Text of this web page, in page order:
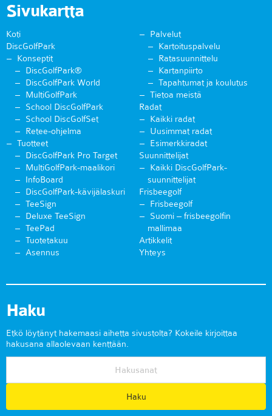
Sivukartta
Koti
DiscGolfPark
Konseptit
DiscGolfPark®
DiscGolfPark World
MultiGolfPark
School DiscGolfPark
School DiscGolfSet
Retee-ohjelma
Tuotteet
DiscGolfPark Pro Target
MultiGolfPark-maalikori
InfoBoard
DiscGolfPark-kävijälaskuri
TeeSign
Deluxe TeeSign
TeePad
Tuotetakuu
Asennus
Palvelut
Kartoituspalvelu
Ratasuunnittelu
Kartanpiirto
Tapahtumat ja koulutus
Tietoa meistä
Radat
Kaikki radat
Uusimmat radat
Esimerkkiradat
Suunnittelijat
Kaikki DiscGolfPark-
suunnittelijat
Frisbeegolf
Frisbeegolf
Suomi – frisbeegolfin
mallimaa
Artikkelit
Yhteys
Haku
Etkö löytänyt hakemaasi aihetta sivustolta? Kokeile kirjoittaa
hakusana allaolevaan kenttään.